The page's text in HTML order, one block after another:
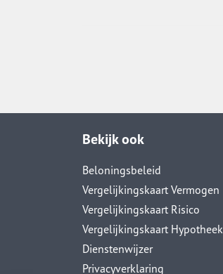
Bekijk ook
Beloningsbeleid
Vergelijkingskaart Vermogen
Vergelijkingskaart Risico
Vergelijkingskaart Hypotheek
Dienstenwijzer
Privacyverklaring